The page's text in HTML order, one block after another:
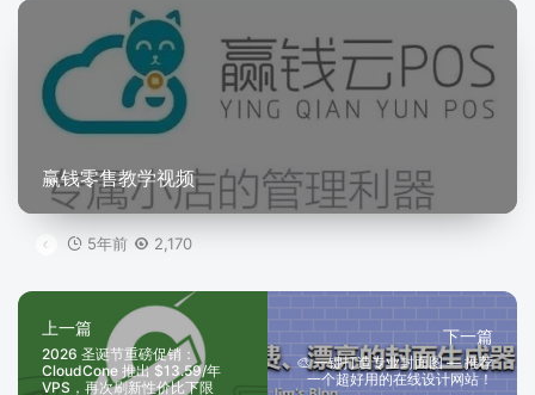
赢钱零售教学视频
5年前 2,170
上一篇
2026 圣诞节重磅促销：
CloudCone 推出 $13.59/年
VPS，再次刷新性价比下限
下一篇
🎨 一键打造专业封面图 — 推荐
一个超好用的在线设计网站！